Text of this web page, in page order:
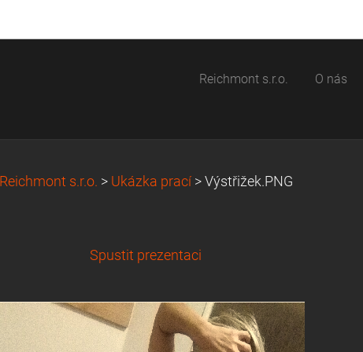
Reichmont s.r.o. O nás
Reichmont s.r.o. > Ukázka prací > Výstřižek.PNG
Spustit prezentaci